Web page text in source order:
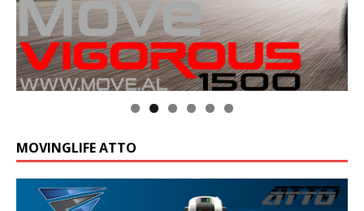
MOVINGLIFE ATTO